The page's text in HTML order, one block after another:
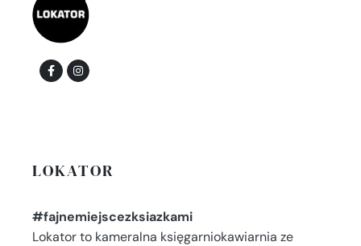
LOKATOR
#fajnemiejscezksiazkami
Lokator to kameralna księgarniokawiarnia ze